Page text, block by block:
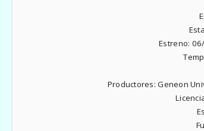
Estreno:
Productores: Geneon